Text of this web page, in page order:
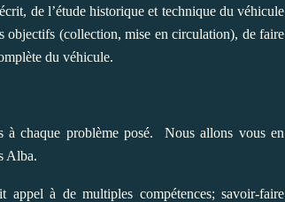
de l’étude historique et technique du véhicule
objectifs (collection, mise en circulation), de faire
du véhicule.
à chaque problème posé. Nous allons vous en
Alba.
à de multiples compétences; savoir-faire